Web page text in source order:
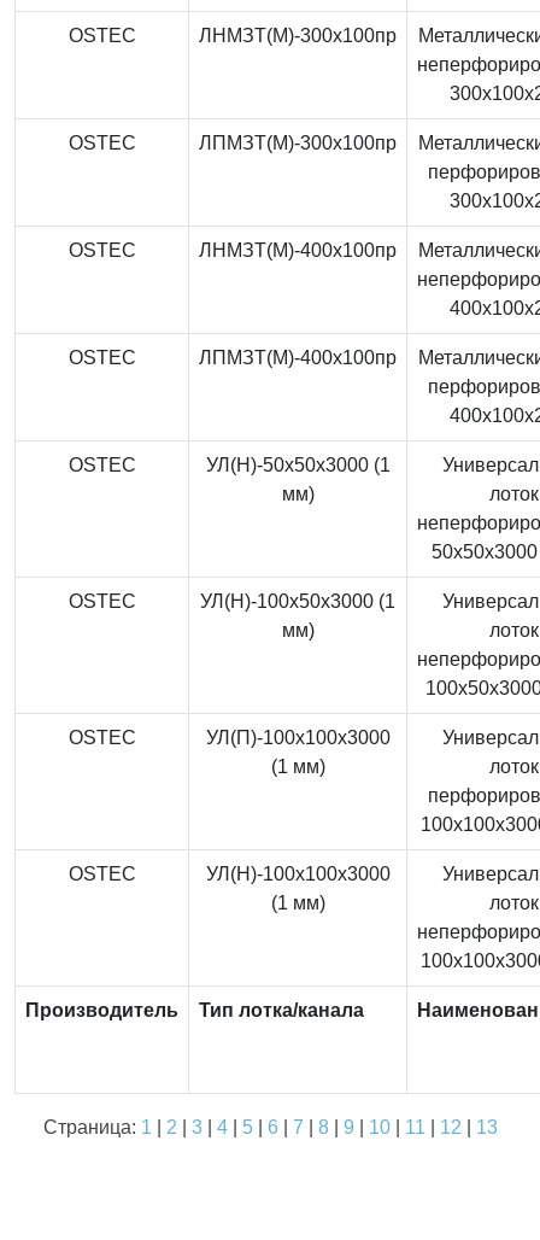
OSTEC ЛНМЗТ(М)-300x100пр
OSTEC ЛПМЗТ(М)-300x100пр
OSTEC ЛНМЗТ(М)-400x100пр
OSTEC ЛПМЗТ(М)-400x100пр
OSTEC
УЛ(Н)-50x50x3000 (1
мм)
лоток
OSTEC
УЛ(Н)-100x50x3000 (1
мм)
лоток
OSTEC
УЛ(П)-100x100x3000
(1 мм)
лоток
OSTEC
УЛ(Н)-100x100x3000
(1 мм)
лоток
Производитель Тип лотка/канала
Страница: 1 2 3| 4| 5| 6 7 8| 9 10| 11 12 13